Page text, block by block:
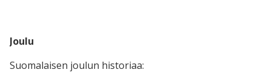
Joulu
Suomalaisen joulun historiaa: